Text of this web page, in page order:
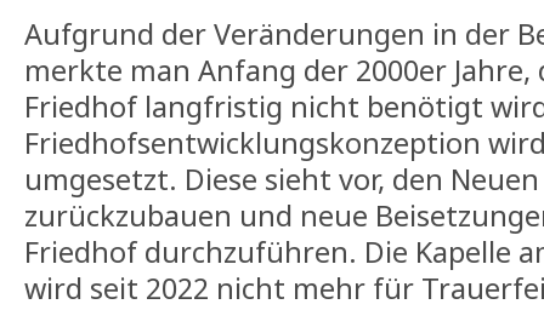
Aufgrund der Veränderungen in der
merkte man Anfang der 2000er Jahre,
Friedhof langfristig nicht benötigt
Friedhofsentwicklungskonzeption
umgesetzt. Diese sieht vor, den
zurückzubauen und neue
Friedhof durchzuführen. Die Kapelle
wird seit 2022 nicht mehr für